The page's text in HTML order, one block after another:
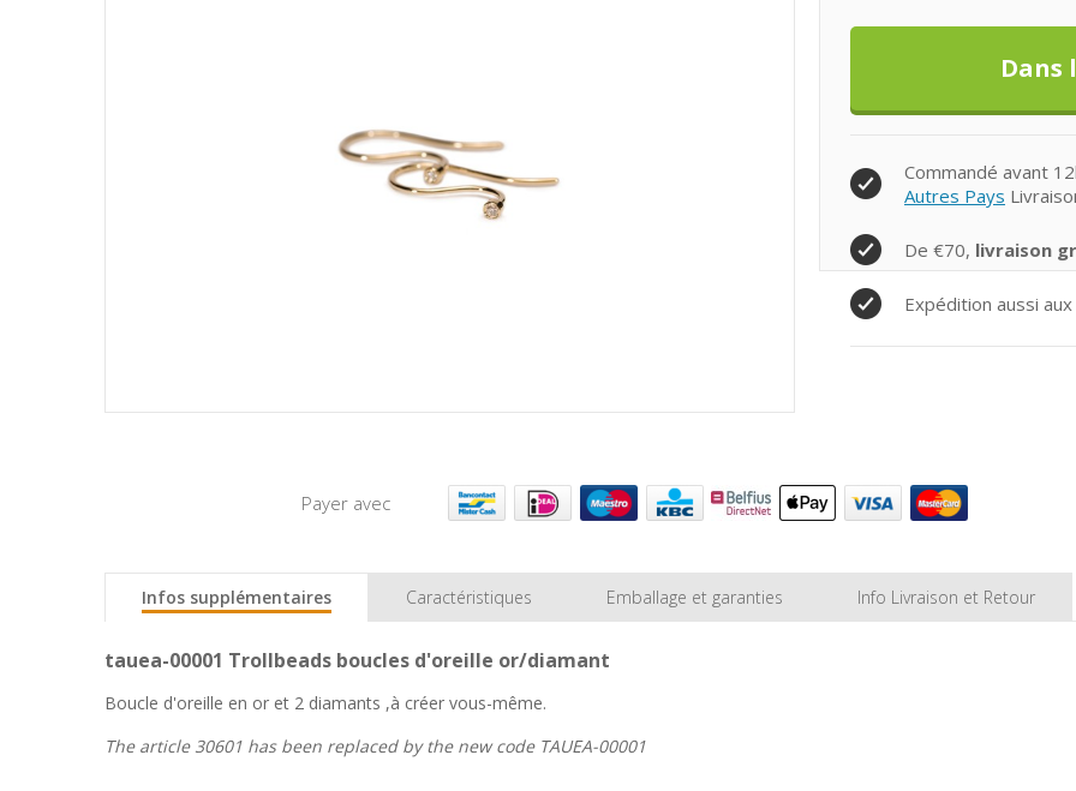
Commandé avant
Autres Pays
De €70, livraison
Expédition aussi
Payer avec
Infos supplémentaires Caractéristiques Emballage et garanties Info Livraison et Retour
tauea-00001 Trollbeads boucles d'oreille or/diamant
Boucle d'oreille en or et 2 diamants ,à créer vous-même.
The article 30601 has been replaced by the new code TAUEA-00001